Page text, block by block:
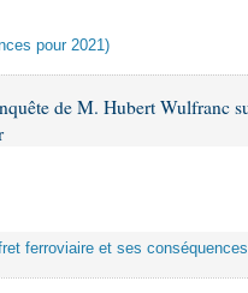
pour 2021)
de M. Hubert Wulfranc
ferroviaire et ses